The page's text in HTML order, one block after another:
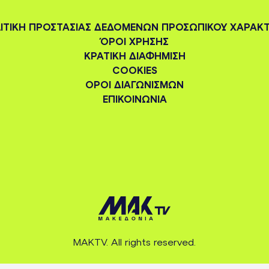
ΠΡΟΣΤΑΣΙΑΣ ΔΕΔΟΜΕΝΩΝ ΠΡΟΣΩΠΙΚΟΥ
ΌΡΟΙ ΧΡΗΣΗΣ
ΚΡΑΤΙΚΗ ΔΙΑΦΗΜΙΣΗ
COOKIES
ΟΡΟΙ ΔΙΑΓΩΝΙΣΜΩΝ
ΕΠΙΚΟΙΝΩΝΙΑ
MAKTV. All rights reserved.